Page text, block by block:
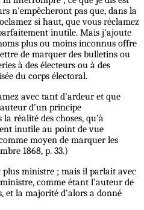
n'empêcheront pas que, dans la
si haut, que vous réclamez
inutile. Mais j'ajoute
plus ou moins inconnus offre
de marquer des bulletins ou
à des électeurs ou à des
du corps électoral.
avec tant d'ardeur et que
d'un principe
réalité des choses, qu'à
inutile au point de vue
moyen de marquer les
1868, p. 33.)
plus ministre ; mais il parlait avec
comme étant l'auteur de
et la majorité d'alors a donné